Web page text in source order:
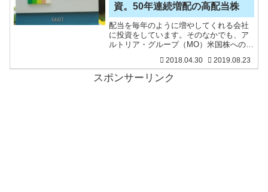
資。50年連続増配の高配当株
配当を毎年のように増やしてくれる会社
に投資をしています。そのなかでも、ア
ルトリア・グループ（MO）米国株への投
（MO）は、たばこメーカーです。マルボ
ロで有名ですね。フィリップモリスの米
国事業のみを展開して
2018.04.30 2019.08.23
スポンサーリンク